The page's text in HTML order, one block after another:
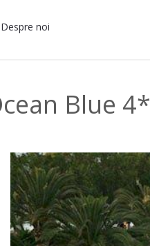
Despre noi
Blue 4*